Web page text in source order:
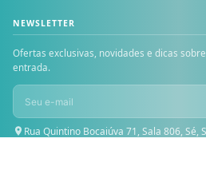
NEWSLETTER
Ofertas exclusivas, novidades e dicas
entrada.
Rua Quintino Bocaiúva 71, Sala 806, Sé,